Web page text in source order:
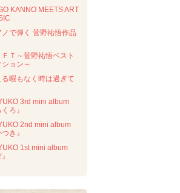
KANNO MEETS ART
ノで弾く 菅野祐悟作品
ＦＴ～菅野祐悟ベスト
ション～
る暇もなく時は過ぎて
3rd mini album
くろ』
2nd mini album
つき』
1st mini album